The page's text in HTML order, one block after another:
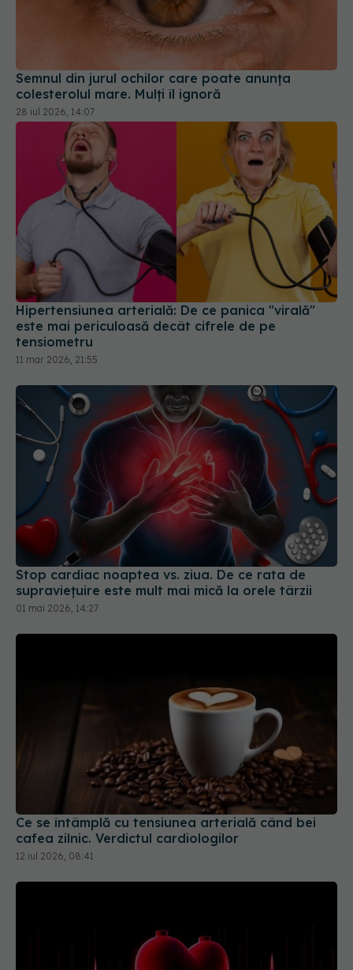
Semnul din jurul ochilor care poate anunța
colesterolul mare. Mulți îl ignoră
Hipertensiunea arterială: De ce panica "virală"
este mai periculoasă decât cifrele de pe
tensiometru
11 mar 2026, 21:55
Stop cardiac noaptea vs. ziua. De ce rata de
supraviețuire este mult mai mică la orele târzii
01 mai 2026, 14:27
Ce se întâmplă cu tensiunea arterială când bei
cafea zilnic. Verdictul cardiologilor